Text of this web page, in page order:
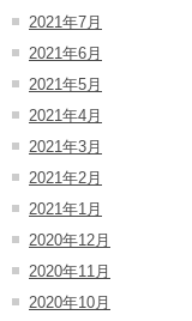
2021年7月
2021年6月
2021年5月
2021年4月
2021年3月
2021年2月
2021年1月
2020年12月
2020年11月
2020年10月